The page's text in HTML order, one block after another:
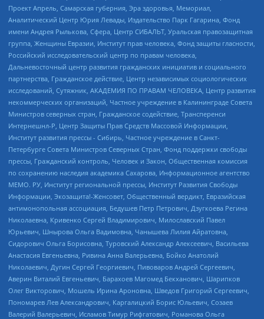
Проект Апрель, Самарская губерния, Эра здоровья, Мемориал,
Аналитический Центр Юрия Левады, Издательство Парк Гагарина, Фонд
имени Андрея Рылькова, Сфера, Центр СИБАЛЬТ, Уральская правозащитная
группа, Женщины Евразии, Институт прав человека, Фонд защиты гласности,
Российский исследовательский центр по правам человека,
Дальневосточный центр развития гражданских инициатив и социального
партнерства, Гражданское действие, Центр независимых социологических
исследований, Сутяжник, АКАДЕМИЯ ПО ПРАВАМ ЧЕЛОВЕКА, Центр развития
некоммерческих организаций, Частное учреждение в Калининграде Совета
Министров северных стран, Гражданское содействие, Трансперенси
Интернешнл-Р, Центр Защиты Прав Средств Массовой Информации,
Институт развития прессы - Сибирь, Частное учреждение в Санкт-
Петербурге Совета Министров Северных Стран, Фонд поддержки свободы
прессы, Гражданский контроль, Человек и Закон, Общественная комиссия
по сохранению наследия академика Сахарова, Информационное агентство
МЕМО. РУ, Институт региональной прессы, Институт Развития Свободы
Информации, Экозащита!-Женсовет, Общественный вердикт, Евразийская
антимонопольная ассоциация, Бедушев Петр Петрович, Дзугкоева Регина
Николаевна, Кривенко Сергей Владимирович, Милославский Павел
Юрьевич, Шнырова Ольга Вадимовна, Чанышева Лилия Айратовна,
Сидорович Ольга Борисовна, Туровский Александр Алексеевич, Васильева
Анастасия Евгеньевна, Ривина Анна Валерьевна, Бойко Анатолий
Николаевич, Дугин Сергей Георгиевич, Пивоваров Андрей Сергеевич,
Аверин Виталий Евгеньевич, Барахоев Магомед Бекханович, Шарипков
Олег Викторович, Мошель Ирина Ароновна, Шведов Григорий Сергеевич,
Пономарев Лев Александрович, Каргалицкий Борис Юльевич, Созаев
Валерий Валерьевич, Исламов Тимур Рифгатович, Романова Ольга